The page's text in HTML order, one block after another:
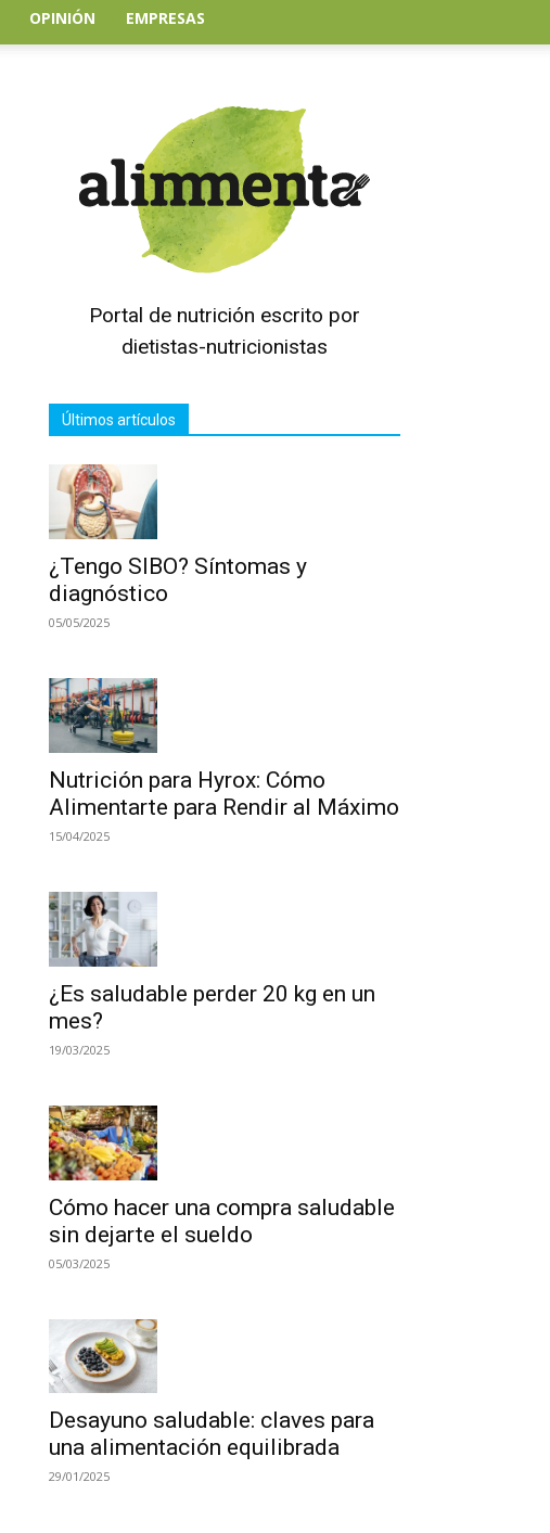
OPINIÓN EMPRESAS
Portal de nutrición escrito por
dietistas-nutricionistas
Últimos artículos
¿Tengo SIBO? Síntomas y
diagnóstico
05/05/2025
Nutrición para Hyrox: Cómo
Alimentarte para Rendir al Máximo
15/04/2025
¿Es saludable perder 20 kg en un
mes?
19/03/2025
Cómo hacer una compra saludable
sin dejarte el sueldo
05/03/2025
Desayuno saludable: claves para
una alimentación equilibrada
29/01/2025